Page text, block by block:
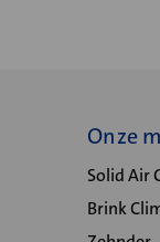
Onze
Solid Air
Brink